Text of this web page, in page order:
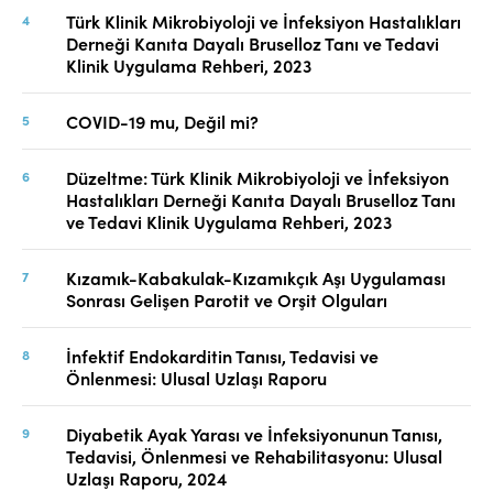
Türk Klinik Mikrobiyoloji ve İnfeksiyon Hastalıkları
Derneği Kanıta Dayalı Bruselloz Tanı ve Tedavi
Klinik Uygulama Rehberi, 2023
COVID-19 mu, Değil mi?
Düzeltme: Türk Klinik Mikrobiyoloji ve İnfeksiyon
Hastalıkları Derneği Kanıta Dayalı Bruselloz Tanı
ve Tedavi Klinik Uygulama Rehberi, 2023
Kızamık-Kabakulak-Kızamıkçık Aşı Uygulaması
Sonrası Gelişen Parotit ve Orşit Olguları
İnfektif Endokarditin Tanısı, Tedavisi ve
Önlenmesi: Ulusal Uzlaşı Raporu
Diyabetik Ayak Yarası ve İnfeksiyonunun Tanısı,
Tedavisi, Önlenmesi ve Rehabilitasyonu: Ulusal
Uzlaşı Raporu, 2024